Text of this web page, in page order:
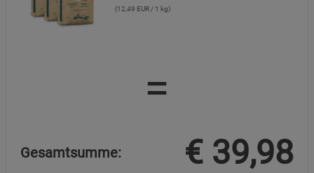
(12,49 EUR / 1 kg)
=
Gesamtsumme: € 39,98